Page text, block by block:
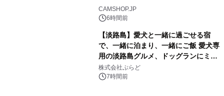
CAMSHOP.JP
6時間前
【淡路島】愛犬と一緒に過ごせる宿
で、一緒に泊まり、一緒にご飯 愛犬専
用の淡路島グルメ、ドッグランにミニ
プール グランピングとトレーラーハウ
スの2施設で
株式会社ぷらど
7時間前